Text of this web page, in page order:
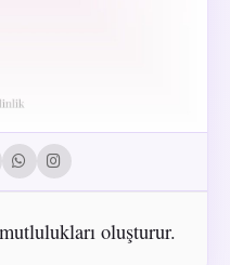
oluşturur.